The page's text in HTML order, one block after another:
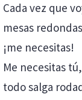
Cada vez que
mesas
¡me necesitas!
Me necesitas
todo salga